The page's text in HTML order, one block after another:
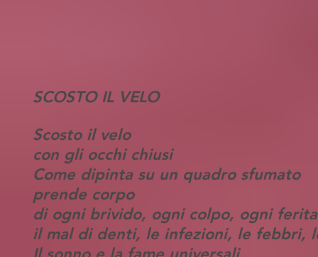
SCOSTO IL VELO
Scosto il velo
con gli occhi chiusi
Come dipinta su un quadro sfumato
prende corpo
di ogni brivido, ogni colpo, ogni ferita
il mal di denti, le infezioni, le febbri,